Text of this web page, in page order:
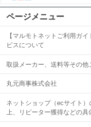
ページメニュー
【マルモトネットご利用ガ
ビスについて
取扱メーカー、送料等その他
丸元商事株式会社
ネットショップ（ecサイト
上、リピーター獲得などの